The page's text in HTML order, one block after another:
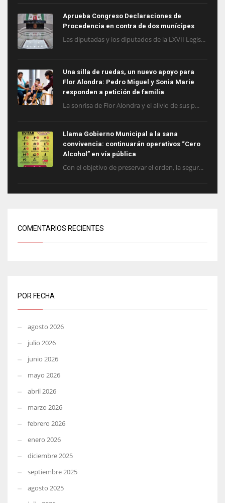
Aprueba Congreso Declaraciones de
Procedencia en contra de dos munícipes
Las diputadas y los diputados de la LXVII Legis...
Una silla de ruedas, un nuevo apoyo para
Flor Alondra: Pedro Miguel y Sonia Marie
responden a petición de familia
La sonrisa de Flor Alondra y el alivio de sus p...
Llama Gobierno Municipal a la sana
convivencia: continuarán operativos “Cero
Alcohol” en vía pública
Con el objetivo de preservar el orden, la segur...
COMENTARIOS RECIENTES
POR FECHA
agosto 2026
julio 2026
junio 2026
mayo 2026
abril 2026
marzo 2026
febrero 2026
enero 2026
diciembre 2025
septiembre 2025
agosto 2025